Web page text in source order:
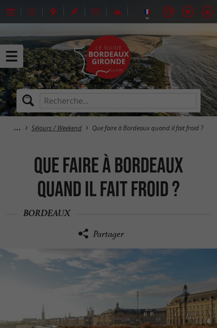
Séjours / Weekend Que faire à Bordeaux quand il fait froid ?
Que faire à Bordeaux
quand il fait froid ?
BORDEAUX
Partager